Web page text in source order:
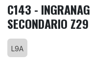
C143 -
SECONDARIO Z29
L9A